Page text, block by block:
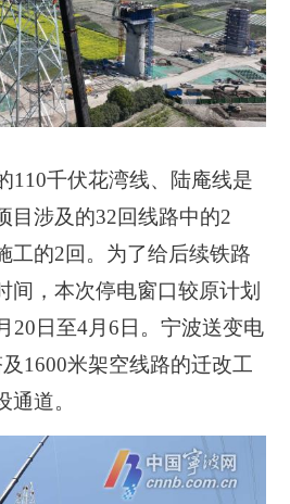
110千伏花湾线、陆庵线是
目涉及的32回线路中的2
工的2回。为了给后续铁路
间，本次停电窗口较原计划
20日至4月6日。宁波送变电
1600米架空线路的迁改工
道。